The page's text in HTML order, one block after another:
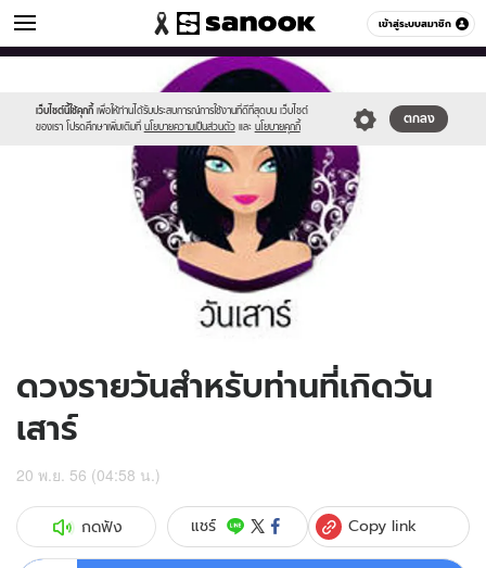
เข้าสู่ระบบสมาชิก
ดูดวง หมวดอื่นๆ
เว็บไซต์นี้ใช้คุกกี้ เพื่อให้ท่านได้รับประสบการณ์การใช้งานที่ดีที่สุดบน เว็บไซต์
ของเรา โปรดศึกษาเพิ่มเติมที่ นโยบายความเป็นส่วนตัว และ นโยบายคุกกี้
ตกลง
//s.isanook.com/sr/0/images/logo-
sanook.png
//s.isanook.com/ho/0/ud/10/54877/170-
ดวงรายวันสำหรับท่านที่เกิดวัน
เสาร์
20 พ.ย. 56 (04:58 น.)
กดฟัง แชร์ Copy link